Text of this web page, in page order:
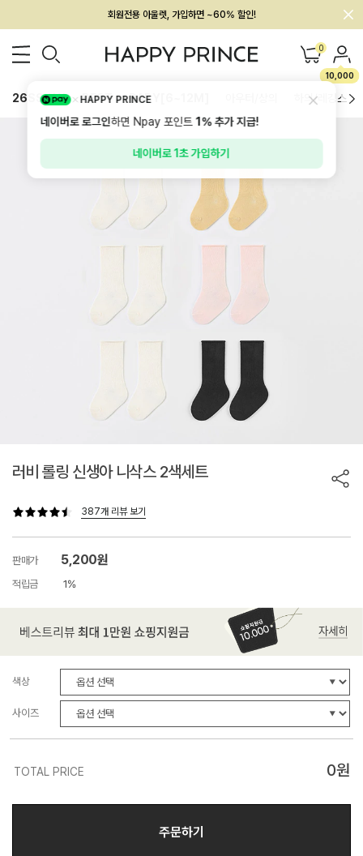
회원전용 아울렛, 가입하면 ~60% 할인!
멤버십 최대 28,000원 혜택 0
10,000
26SS 신상 BEST BABY[6~12M] 하의/레깅스
러비 롤링 신생아 니삭스 2색세트
387개 리뷰 보기
판매가 5,200원
적립금 1%
색상
사이즈
TOTAL PRICE 0원
주문하기
HAPPY PRINCE
네이버로 로그인하면 Npay 포인트1%추가 지급!
네이버로 1초 가입하기